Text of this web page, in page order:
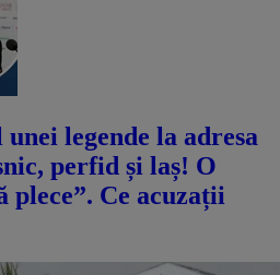
legende la adresa
perfid și laș! O
plece”. Ce acuzații